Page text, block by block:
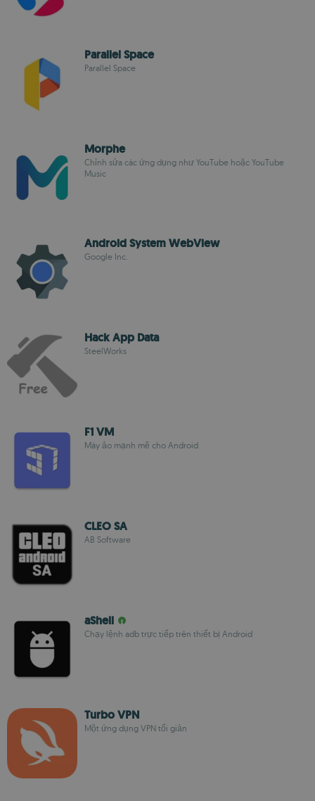
Parallel Space
Parallel Space
Morphe
Chỉnh sửa các ứng dụng như YouTube hoặc YouTube
Music
Android System WebView
Google Inc.
Hack App Data
SteelWorks
F1 VM
Máy ảo mạnh mẽ cho Android
CLEO SA
AB Software
aShell
Chạy lệnh adb trực tiếp trên thiết bị Android
Turbo VPN
Một ứng dụng VPN tối giản